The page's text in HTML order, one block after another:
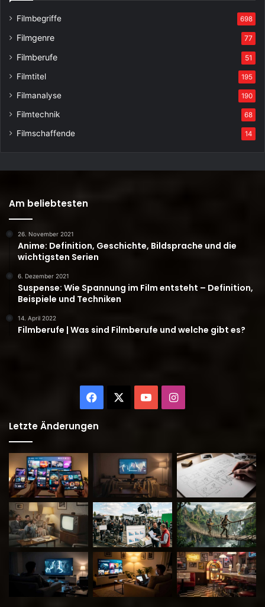
Filmbegriffe 698
Filmgenre 77
Filmberufe 51
Filmtitel 195
Filmanalyse 190
Filmtechnik 68
Filmschaffende 14
Am beliebtesten
26. November 2021
Anime: Definition, Geschichte, Bildsprache und die
wichtigsten Serien
6. Dezember 2021
Suspense: Wie Spannung im Film entsteht – Definition,
Beispiele und Techniken
14. April 2022
Filmberufe | Was sind Filmberufe und welche gibt es?
Facebook YouTubeInstagram
Letzte Änderungen